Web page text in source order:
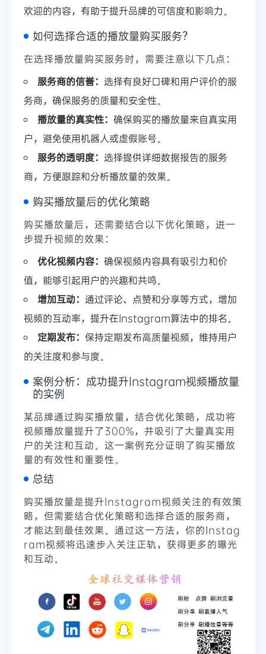
欢迎的内容，有助于提升品牌的可信度和影响力。
如何选择合适的播放量购买服务？
在选择播放量购买服务时，需要注意以下几点：
服务商的信誉： 选择有良好口碑和用户评价的服
务商，确保服务的质量和安全性。
播放量的真实性： 确保购买的播放量来自真实用
户，避免使用机器人或虚假账号。
服务的透明度： 选择提供详细数据报告的服务
商，方便跟踪和分析播放量的效果。
购买播放量后的优化策略
购买播放量后，还需要结合以下优化策略，进一
步提升视频的效果：
优化视频内容： 确保视频内容具有吸引力和价
值，能够引起用户的兴趣和共鸣。
增加互动： 通过评论、点赞和分享等方式，增加
视频的互动率，提升在Instagram算法中的排名。
定期发布： 保持定期发布高质量视频，维持用户
的关注度和参与度。
案例分析：成功提升Instagram视频播放量
的实例
某品牌通过购买播放量，结合优化策略，成功将
视频播放量提升了300%，并吸引了大量真实用
户的关注和互动。这一案例充分证明了购买播放
量的有效性和重要性。
总结
购买播放量是提升Instagram视频关注的有效策
略，但需要结合优化策略和选择合适的服务商，
才能达到最佳效果。通过这一方法，你的Instag
ram视频将迅速步入关注正轨，获得更多的曝光
和互动。